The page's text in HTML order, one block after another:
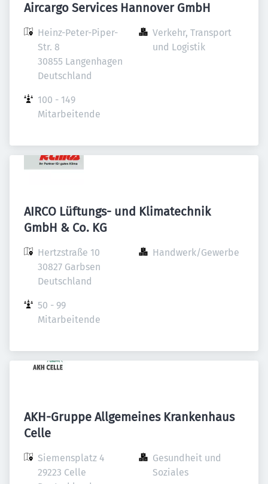
Aircargo Services Hannover GmbH
Heinz-Peter-Piper-
Str. 8
30855 Langenhagen
Deutschland
Verkehr, Transport
und Logistik
100 - 149
Mitarbeitende
AIRCO Lüftungs- und Klimatechnik
GmbH & Co. KG
Hertzstraße 10
30827 Garbsen
Deutschland
Handwerk/Gewerbe
50 - 99
Mitarbeitende
AKH-Gruppe Allgemeines Krankenhaus
Celle
Siemensplatz 4
29223 Celle
Gesundheit und
Soziales